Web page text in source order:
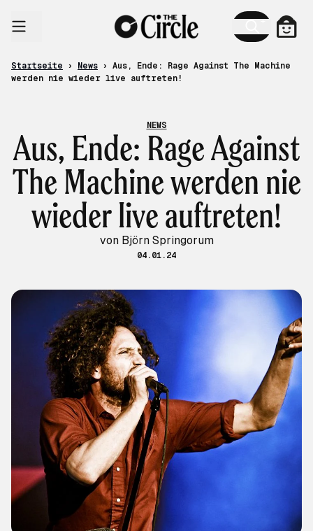
Startseite › News ›
Aus, Ende: Rage Against The Machine
werden nie wieder live auftreten!
NEWS
Aus, Ende: Rage Against
The Machine werden nie
wieder live auftreten!
von Björn Springorum
04.01.24